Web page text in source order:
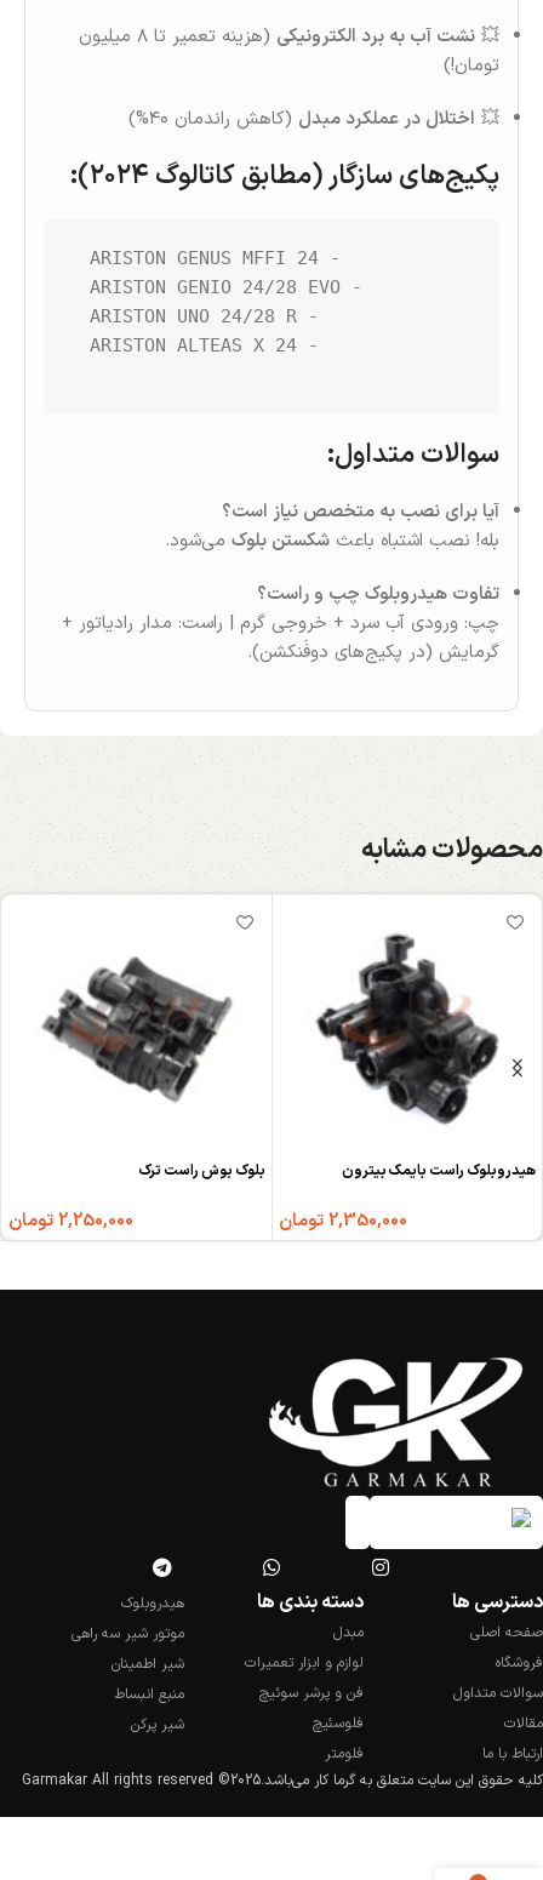
💥 نشت آب به برد الکترونیکی
(هزینه تعمیر تا ۸ میلیون
تومان!)
💥 اختلال در عملکرد مبدل (کاهش راندمان ۴۰%)
پکیج‌های سازگار (مطابق کاتالوگ ۲۰۲۴) :
سوالات متداول:
آیا برای نصب به متخصص نیاز است؟
بله! نصب اشتباه باعث شکستن بلوک می‌شود.
تفاوت هیدروبلوک چپ و راست؟
چپ: ورودی آب سرد + خروجی گرم | راست: مدار رادیاتور +
گرمایش (در پکیج‌های دوفَنکشن).
محصولات مشابه
هیدروبلوک راست بایمک بیترون
2,350,000تومان
بلوک بوش راست ترک
2,250,000تومان
دسترسی ها
صفحه اصلی
فروشگاه
سوالات متداول
مقالات
ارتباط با ما
دسته بندی ها
مبدل
لوازم و ابزار تعمیرات
فن و پرشر سوئیچ
فلوسئیچ
فلومتر
هیدروبلوک
موتور شیر سه راهی
شیر اطمینان
منبع انبساط
شیر پرکن
کلیه حقوق این سایت متعلق به گرما کار می‌باشد.2025© Garmakar All rights reserved